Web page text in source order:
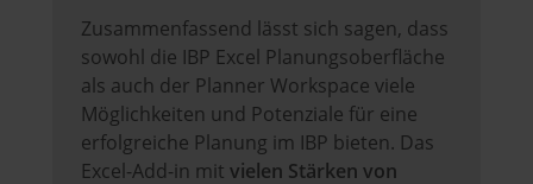
Zusammenfassend lässt sich sagen, dass
sowohl die IBP Excel Planungsoberfläche
als auch der Planner Workspace viele
Möglichkeiten und Potenziale für eine
erfolgreiche Planung im IBP bieten. Das
Excel-Add-in mit vielen Stärken von